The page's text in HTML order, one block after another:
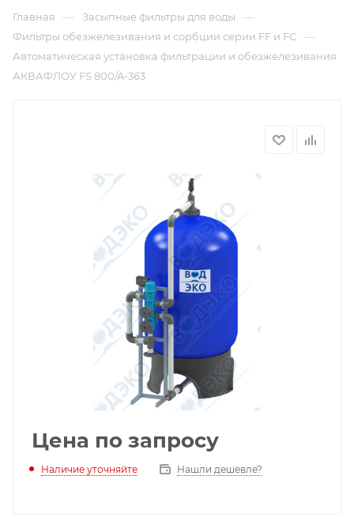
Главная — Засыпные фильтры для воды —
Фильтры обезжелезивания и сорбции серии FF и FC —
Автоматическая установка фильтрации и обезжелезивания
АКВАФЛОУ FS 800/A-363
Цена по запросу
Наличие уточняйте Нашли дешевле?